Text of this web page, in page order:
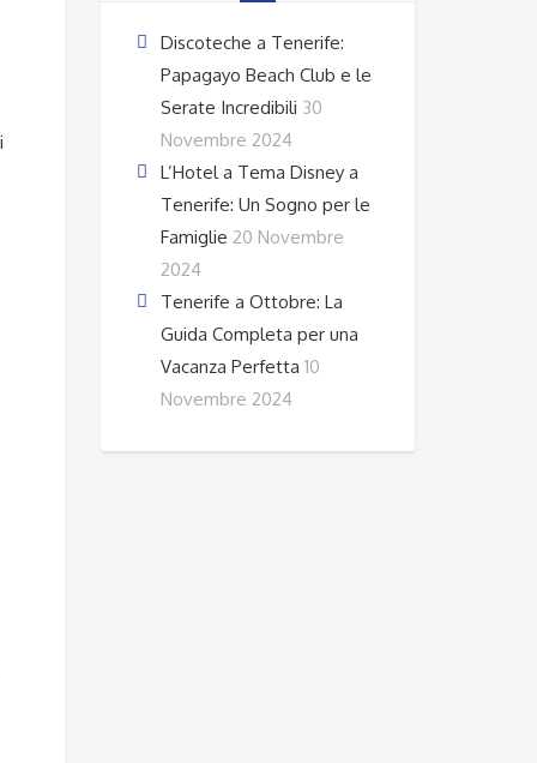
Discoteche a Tenerife:
Papagayo Beach Club e le
Serate Incredibili 30
Novembre 2024
L’Hotel a Tema Disney a
Tenerife: Un Sogno per le
Famiglie 20 Novembre
2024
Tenerife a Ottobre: La
Guida Completa per una
Vacanza Perfetta 10
Novembre 2024